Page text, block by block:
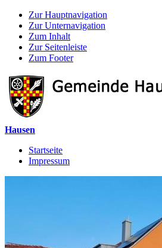
Zur Hauptnavigation
Zur Unternavigation
Zum Inhalt
Zur Seitenleiste
Zum Footer
Hausen
Startseite
Impressum